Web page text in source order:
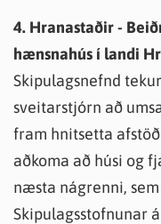
4. Hranastaðir -
hænsnahús í landi
Skipulagsnefnd
sveitarstjórn að
fram hnitsetta
aðkoma að húsi og
næsta nágrenni,
Skipulagsstofnunar